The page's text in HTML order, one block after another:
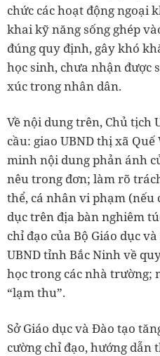
chức các hoạt động ngoại
khai kỹ năng sống ghép
đúng quy định, gây khó
học sinh, chưa nhận được
xúc trong nhân dân.
Về nội dung trên, Chủ tịch
cầu: giao UBND thị xã
minh nội dung phản ánh
nêu trong đơn; làm rõ
thể, cá nhân vi phạm (nếu
dục trên địa bàn nghiêm
chỉ đạo của Bộ Giáo dục
UBND tỉnh Bắc Ninh về
học trong các nhà trường;
“lạm thu”.
Sở Giáo dục và Đào tạo
cường chỉ đạo, hướng dẫn